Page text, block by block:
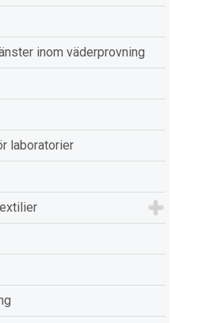
inom väderprovning
laboratorier